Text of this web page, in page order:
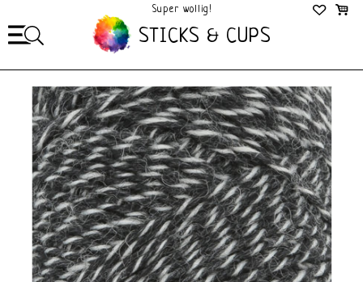
Super wollig!
Mega Gezellig!
STICKS & CUPS